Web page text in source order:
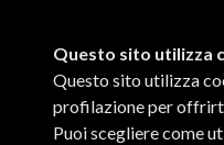
Questo sito utilizza
Questo sito utilizza
profilazione per
Puoi scegliere come